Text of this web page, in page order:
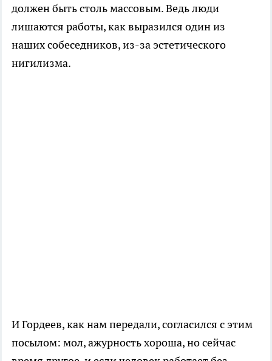
должен быть столь массовым. Ведь люди
лишаются работы, как выразился один из
наших собеседников, из-за эстетического
нигилизма.
И Гордеев, как нам передали, согласился с этим
посылом: мол, ажурность хороша, но сейчас